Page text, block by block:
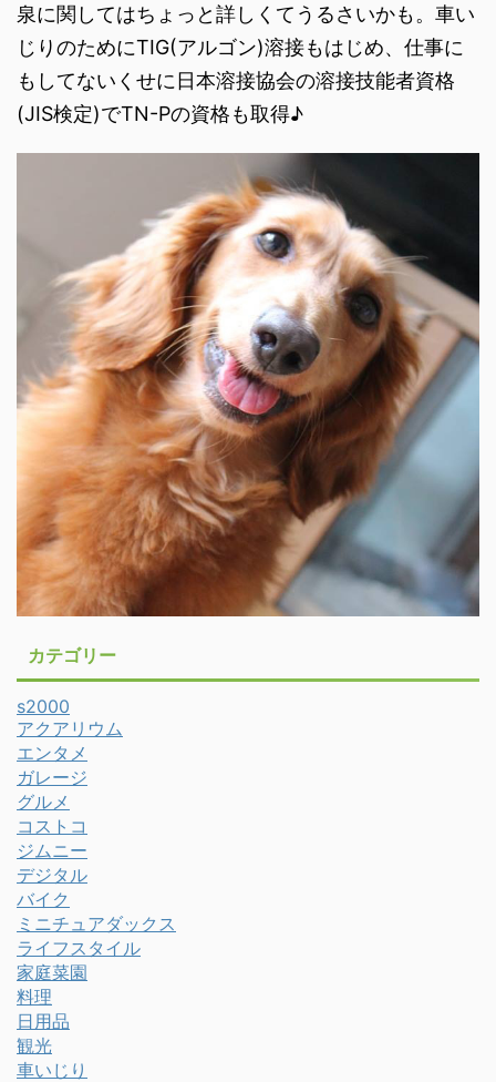
泉に関してはちょっと詳しくてうるさいかも。車い
じりのためにTIG(アルゴン)溶接もはじめ、仕事に
もしてないくせに日本溶接協会の溶接技能者資格
(JIS検定)でTN-Pの資格も取得♪
カテゴリー
s2000
アクアリウム
エンタメ
ガレージ
グルメ
コストコ
ジムニー
デジタル
バイク
ミニチュアダックス
ライフスタイル
家庭菜園
料理
日用品
観光
車いじり